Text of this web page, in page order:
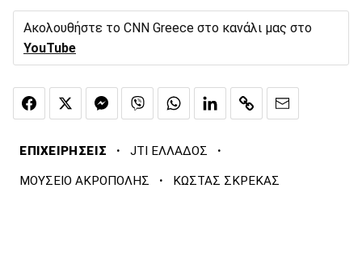
Ακολουθήστε το CNN Greece στο κανάλι μας στο
YouTube
ΕΠΙΧΕΙΡΗΣΕΙΣ · JTI ΕΛΛΑΔΟΣ ·
ΜΟΥΣΕΙΟ ΑΚΡΟΠΟΛΗΣ · ΚΩΣΤΑΣ ΣΚΡΕΚΑΣ